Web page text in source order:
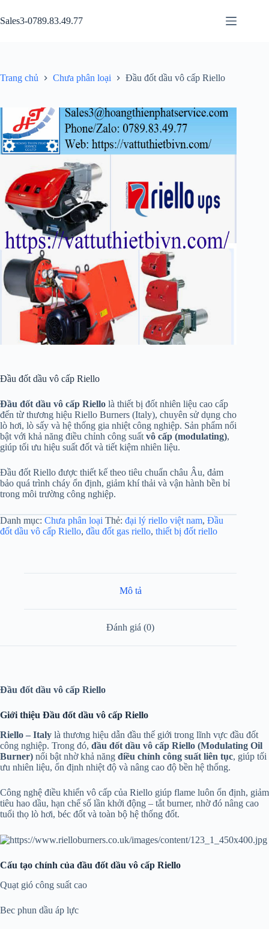
đến
phần
Sales3-0789.83.49.77
Trang chủ Chưa phân loại Đầu đốt dầu vô cấp Riello
Đầu đốt dầu vô cấp Riello
Đầu đốt dầu vô cấp Riello là thiết bị đốt nhiên liệu cao cấp
đến từ thương hiệu Riello Burners (Italy), chuyên sử dụng cho
lò hơi, lò sấy và hệ thống gia nhiệt công nghiệp. Sản phẩm nổi
bật với khả năng điều chỉnh công suất vô cấp (modulating),
giúp tối ưu hiệu suất đốt và tiết kiệm nhiên liệu.
Đầu đốt Riello được thiết kế theo tiêu chuẩn châu Âu, đảm
bảo quá trình cháy ổn định, giảm khí thải và vận hành bền bỉ
trong môi trường công nghiệp.
Danh mục: Chưa phân loại Thẻ: đại lý riello việt nam, Đầu
đốt dầu vô cấp Riello, đầu đốt gas riello, thiết bị đốt riello
Mô tả
Đánh giá (0)
Đầu đốt dầu vô cấp Riello
Giới thiệu Đầu đốt dầu vô cấp Riello
Riello – Italy là thương hiệu dẫn đầu thế giới trong lĩnh vực đầu đốt
công nghiệp. Trong đó, đầu đốt dầu vô cấp Riello (Modulating Oil
Burner) nổi bật nhờ khả năng điều chỉnh công suất liên tục, giúp tối
ưu nhiên liệu, ổn định nhiệt độ và nâng cao độ bền hệ thống.
Công nghệ điều khiển vô cấp của Riello giúp flame luôn ổn định, giảm
tiêu hao dầu, hạn chế số lần khởi động – tắt burner, nhờ đó nâng cao
tuổi thọ lò hơi, béc đốt và toàn bộ hệ thống đốt.
Cấu tạo chính của đầu đốt dầu vô cấp Riello
Quạt gió công suất cao
Bec phun dầu áp lực